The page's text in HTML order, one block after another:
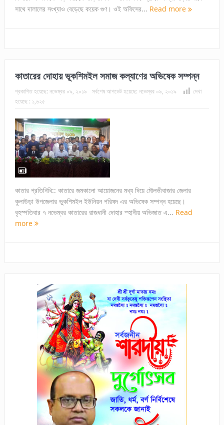
সাথে দালালের সংখ্যাও বেড়েছে কয়েক গুণ। ওই অফিসের... Read more
কাতারের দোহায় ভূকশিমইল সমাজ কল্যাণের অভিষেক সম্পন্ন
প্রকাশিত হয়েছে: নভেম্বর ০৯, ২০১৯ সর্বশেষ আপডেট হয়েছে: নভেম্বর ০৯, ২০১৯
দেখা
হয়েছে : ১,৬২৫
কাতার প্রতিনিধি:: কাতারে জমকালো আয়োজনের মধ্য দিয়ে মৌলভীবাজার জেলার
কুলাউড়া উপজেলার ভুকশিমইল ইউনিয়ন পরিষদ এর অভিষেক সম্পন্ন হয়েছে।
বৃহস্পতিবার ৭ নভেম্বর কাতারের রাজধানী দোহার স্হানীয় অভিজাত এ... Read
more